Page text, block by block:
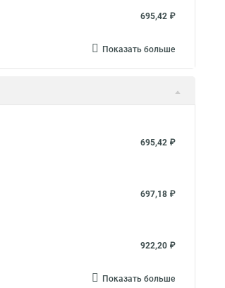
695,42 ₽
Показать больше
695,42 ₽
697,18 ₽
922,20 ₽
Показать больше